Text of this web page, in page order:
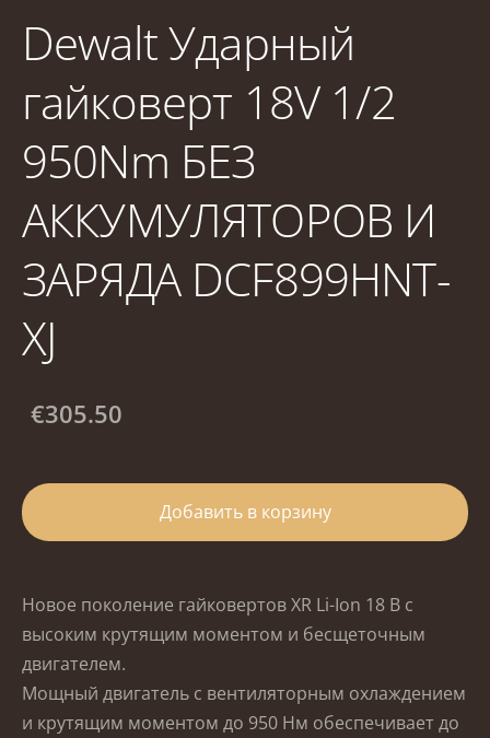
Dewalt Ударный
гайковерт 18V 1/2
950Nm БЕЗ
АККУМУЛЯТОРОВ И
ЗАРЯДА DCF899HNT-
XJ
€305.50
Добавить в корзину
Новое поколение гайковертов XR Li-Ion 18 В с
высоким крутящим моментом и бесщеточным
двигателем.
Мощный двигатель с вентиляторным охлаждением
и крутящим моментом до 950 Нм обеспечивает до